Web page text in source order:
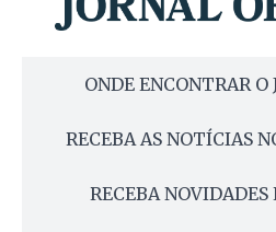
ONDE ENCONTRAR O
RECEBA AS NOTÍCIAS
RECEBA